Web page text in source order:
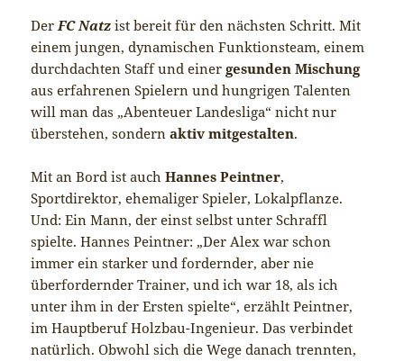
DerFC Natz ist bereit für den nächsten Schritt. Mit
einem jungen, dynamischen Funktionsteam, einem
durchdachten Staff und einergesunden Mischung
aus erfahrenen Spielern und hungrigen Talenten
will man das „Abenteuer Landesliga“ nicht nur
überstehen, sondernaktiv mitgestalten.
Mit an Bord ist auchHannes Peintner,
Sportdirektor, ehemaliger Spieler, Lokalpflanze.
Und: Ein Mann, der einst selbst unter Schraffl
spielte. Hannes Peintner: „Der Alex war schon
immer ein starker und fordernder, aber nie
überfordernder Trainer, und ich war 18, als ich
unter ihm in der Ersten spielte“, erzählt Peintner,
im Hauptberuf Holzbau-Ingenieur. Das verbindet
natürlich. Obwohl sich die Wege danach trennten,